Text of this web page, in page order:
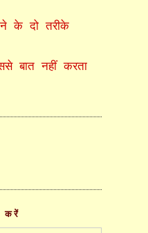
के दो तरीके
बात नहीं करता
करें